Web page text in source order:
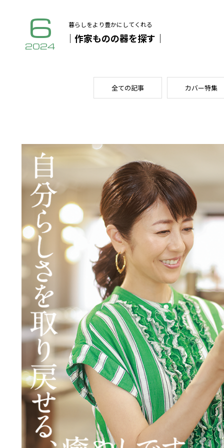
6
2024
暮らしをより豊かにしてくれる
｜作家ものの器を探す｜
全ての記事 カバー特集